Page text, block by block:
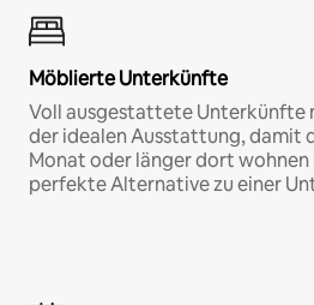
Möblierte Unterkünfte
Voll ausgestattete Unterkünfte
der idealen Ausstattung, damit
Monat oder länger dort wohnen
perfekte Alternative zu einer